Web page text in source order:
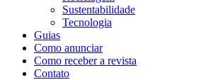
Sustentabilidade
Tecnologia
Guias
Como anunciar
Como receber a revista
Contato